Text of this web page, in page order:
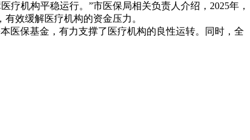
机构平稳运行。”市医保局相关负责人介绍，2025年，
效缓解医疗机构的资金压力。
医保基金，有力支撑了医疗机构的良性运转。同时，全